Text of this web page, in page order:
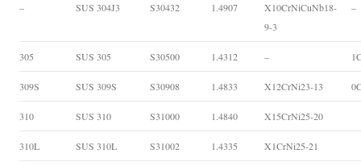
– SUS 304J3 S30432 1.4907
X10CrNiCuNb18-
9-3
–
305 SUS 305 S30500 1.4312 –
309S SUS 309S S30908 1.4833 X12CrNi23-13
310 SUS 310 S31000 1.4840 X15CrNi25-20
310L SUS 310L S31002 1.4335 X1CrNi25-21